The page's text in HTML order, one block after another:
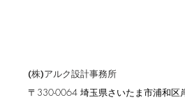
(株)アルク設計事務所
〒330-0064 埼玉県さいたま市浦和区